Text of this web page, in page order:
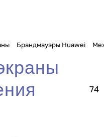
Брандмауэры Huawei
74